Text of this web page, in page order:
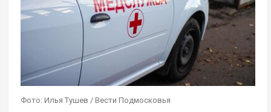
Фото: Илья Тушев / Вести Подмосковья